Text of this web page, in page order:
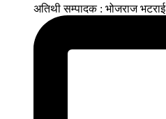
अतिथी सम्पादक : भोजराज भटराई